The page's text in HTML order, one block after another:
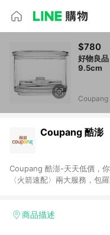
$780
好物良品
9.5cm
Coupang
Coupang 酷澎
Coupang 酷澎-天天低價，你
〈火箭速配〉兩大服務，包
加入WOW會員告別湊免運
商品描述